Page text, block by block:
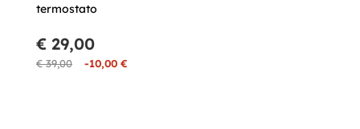
termostato
€ 39,00 -10,00 €
€ 29,00